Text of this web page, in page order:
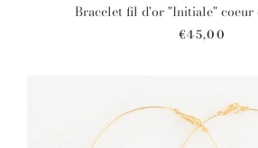
Bracelet fil d'or "Initiale" coeur
€45,00